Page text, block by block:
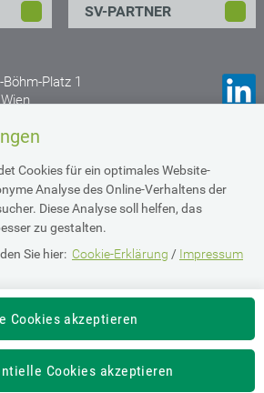
Cookies für ein optimales Website-
Analyse des Online-Verhaltens der
Diese Analyse soll helfen, das
zu gestalten.
Sie hier: Cookie-Erklärung / Impressum
jederzeit auf der Seite "Imperssum &
Cookies akzeptieren
Cookies akzeptieren
SV-PARTNER
Platz 1
Linz
& Datenschutz
Barrierefreiheit